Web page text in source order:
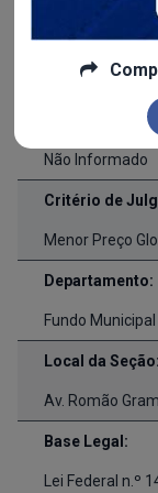
Valor Licitado:
R$ 0,00
Forma de
Não Informado
Critério de
Menor Preço
Departamento:
Fundo
Local da Seção:
Av. Romão
Base Legal:
Lei Federal n.º